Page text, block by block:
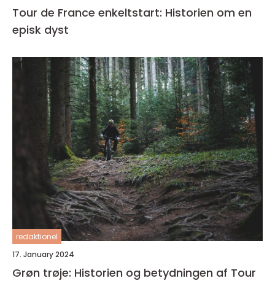
Tour de France enkeltstart: Historien om en
episk dyst
redaktionel
17. January 2024
Grøn trøje: Historien og betydningen af Tour